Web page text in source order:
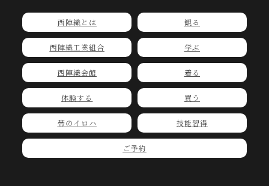
西陣織とは 観る
西陣織工業組合 学ぶ
西陣織会館 着る
体験する 買う
帯のイロハ 技能習得
ご予約